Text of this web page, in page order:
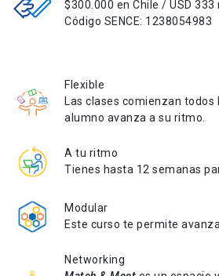
$300.000 en Chile / USD
Código SENCE: 1238054983
Flexible
Las clases comienzan todos
alumno avanza a su ritmo.
A tu ritmo
Tienes hasta 12 semanas
Modular
Este curso te permite
Networking